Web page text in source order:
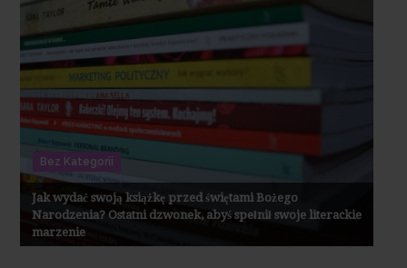
Bez Kategorii
Jak wydać swoją książkę przed świętami Bożego
Narodzenia? Ostatni dzwonek, abyś spełnił swoje literackie
marzenie